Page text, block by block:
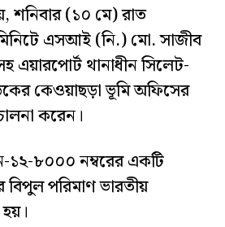
শনিবার (১০ মে) রাত
এসআই (নি.) মো. সাজীব
এয়ারপোর্ট থানাধীন সিলেট-
কেওয়াছড়া ভূমি অফিসের
করেন।
১২-৮০০০ নম্বরের একটি
পরিমাণ ভারতীয়